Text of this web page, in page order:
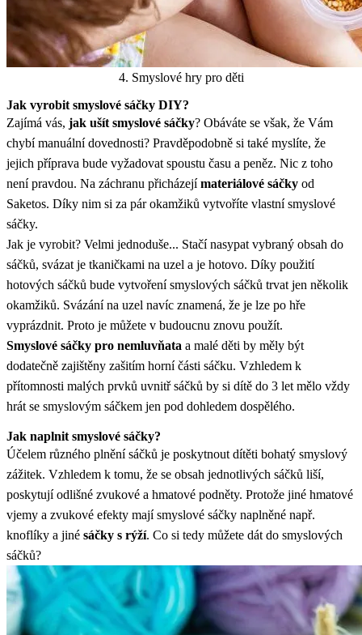
4. Smyslové hry pro děti
Jak vyrobit smyslové sáčky DIY?
Zajímá vás, jak ušít smyslové sáčky? Obáváte se však, že Vám
chybí manuální dovednosti? Pravděpodobně si také myslíte, že
jejich příprava bude vyžadovat spoustu času a peněz. Nic z toho
není pravdou. Na záchranu přicházejímateriálové sáčky od
Saketos. Díky nim si za pár okamžiků vytvoříte vlastní smyslové
sáčky.
Jak je vyrobit? Velmi jednoduše... Stačí nasypat vybraný obsah do
sáčků, svázat je tkaničkami na uzel a je hotovo. Díky použití
hotových sáčků bude vytvoření smyslových sáčků trvat jen několik
okamžiků. Svázání na uzel navíc znamená, že je lze po hře
vyprázdnit. Proto je můžete v budoucnu znovu použít.
Smyslové sáčky pro nemluvňata a malé děti by měly být
dodatečně zajištěny zašitím horní části sáčku. Vzhledem k
přítomnosti malých prvků uvnitř sáčků by si dítě do 3 let mělo vždy
hrát se smyslovým sáčkem jen pod dohledem dospělého.
Jak naplnit smyslové sáčky?
Účelem různého plnění sáčků je poskytnout dítěti bohatý smyslový
zážitek. Vzhledem k tomu, že se obsah jednotlivých sáčků liší,
poskytují odlišné zvukové a hmatové podněty. Protože jiné hmatové
vjemy a zvukové efekty mají smyslové sáčky naplněné např.
knoflíky a jiné sáčky s rýží. Co si tedy můžete dát do smyslových
sáčků?